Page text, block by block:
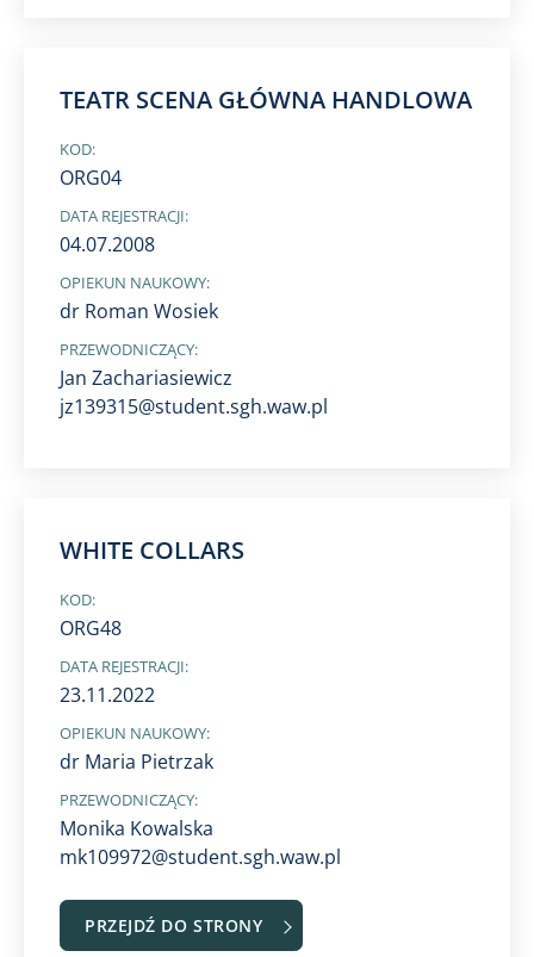
TEATR SCENA GŁÓWNA HANDLOWA
KOD:
ORG04
DATA REJESTRACJI:
04.07.2008
OPIEKUN NAUKOWY:
dr Roman Wosiek
PRZEWODNICZĄCY:
Jan Zachariasiewicz
jz139315@student.sgh.waw.pl
WHITE COLLARS
KOD:
ORG48
DATA REJESTRACJI:
23.11.2022
OPIEKUN NAUKOWY:
dr Maria Pietrzak
PRZEWODNICZĄCY:
Monika Kowalska
mk109972@student.sgh.waw.pl
PRZEJDŹ DO STRONY